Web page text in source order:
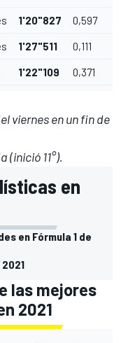
1'20"827 0,597
1'27"511 0,111
1'22"109 0,371
viernes en un fin de
11°).
en
en Fórmula 1 de
las mejores
2021